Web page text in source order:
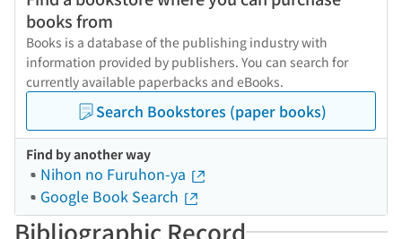
books from
Books is a database of the publishing industry with
information provided by publishers. You can search for
currently available paperbacks and eBooks.
Search Bookstores (paper books)
Find by another way
Nihon no Furuhon-ya
Google Book Search
Bibliographic Record